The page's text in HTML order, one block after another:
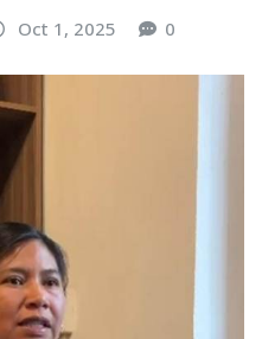
Oct 1, 2025 0